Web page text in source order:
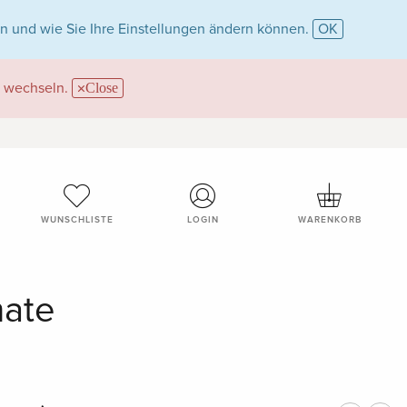
und wie Sie Ihre Einstellungen ändern können. OK
wechseln. Close
WUNSCHLISTE LOGIN WARENKORB